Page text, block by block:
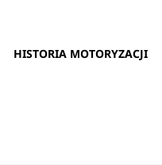
HISTORIA MOTORYZACJI